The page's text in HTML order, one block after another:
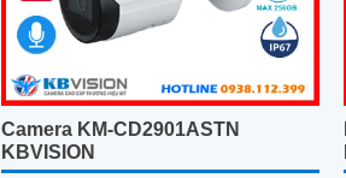
Camera KM-CD2901ASTN
KBVISION